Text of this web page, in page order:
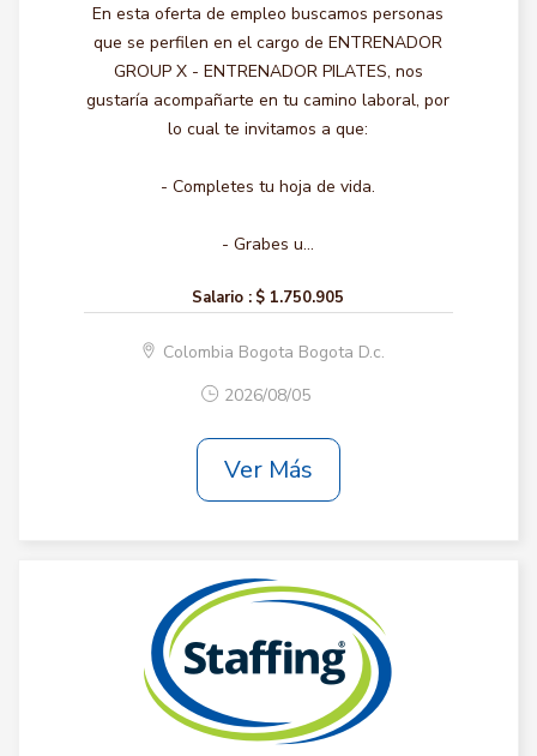
En esta oferta de empleo buscamos personas
que se perfilen en el cargo de ENTRENADOR
GROUP X - ENTRENADOR PILATES, nos
gustaría acompañarte en tu camino laboral, por
lo cual te invitamos a que:
- Completes tu hoja de vida.
- Grabes u...
Salario : $ 1.750.905
Colombia Bogota Bogota D.c.
2026/08/05
Ver Más